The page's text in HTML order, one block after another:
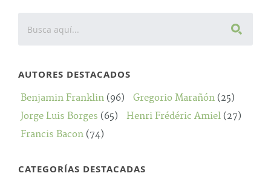
AUTORES DESTACADOS
Benjamin Franklin (96) Gregorio Marañón (25)
Jorge Luis Borges (65) Henri Frédéric Amiel (27)
Francis Bacon (74)
CATEGORÍAS DESTACADAS